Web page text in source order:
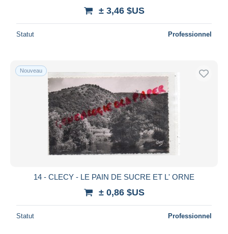
± 3,46 $US
Statut Professionnel
Nouveau
14 - CLECY - LE PAIN DE SUCRE ET L' ORNE
± 0,86 $US
Statut Professionnel